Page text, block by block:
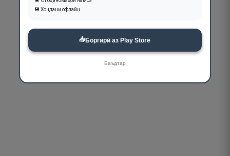
💾 Хондани офлайн
📥Боргирӣ аз Play Store
Баъдтар